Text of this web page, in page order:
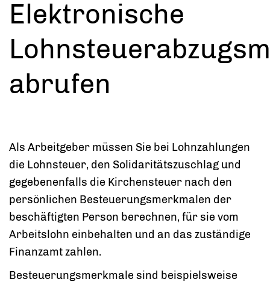
Elektronische
abrufen
Als Arbeitgeber müssen Sie bei Lohnzahlungen
die Lohnsteuer, den Solidaritätszuschlag und
gegebenenfalls die Kirchensteuer nach den
persönlichen Besteuerungsmerkmalen der
beschäftigten Person berechnen, für sie vom
Arbeitslohn einbehalten und an das zuständige
Finanzamt zahlen.
Besteuerungsmerkmale sind beispielsweise